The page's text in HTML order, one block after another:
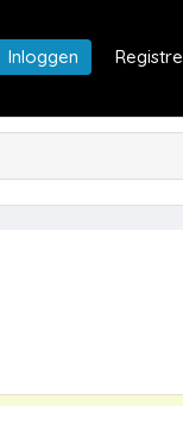
Inloggen